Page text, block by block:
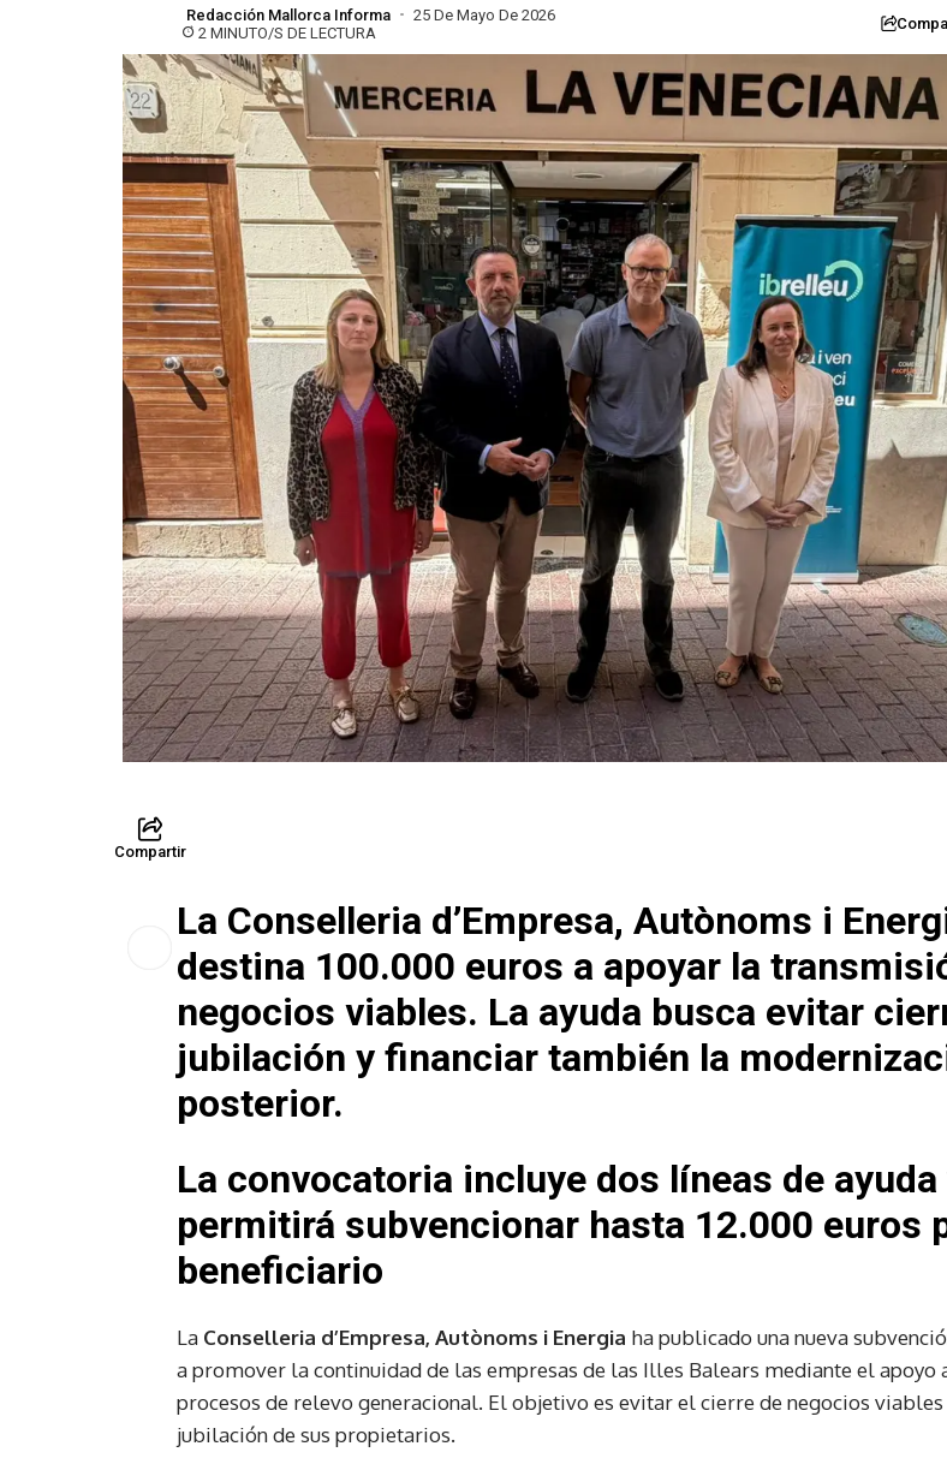
Redacción Mallorca Informa
25 De Mayo De 2026
2 MINUTO/S DE LECTURA
Compartir
La Conselleria d’Empresa, Autònoms i
destina 100.000 euros a apoyar la
negocios viables. La ayuda busca evitar
jubilación y financiar también la
posterior.
La convocatoria incluye dos líneas de ayuda
permitirá subvencionar hasta 12.000 euros
beneficiario
La Conselleria d’Empresa, Autònoms i Energia ha publicado una nueva
a promover la continuidad de las empresas de las Illes Balears mediante el apoyo
procesos de relevo generacional. El objetivo es evitar el cierre de negocios
jubilación de sus propietarios.